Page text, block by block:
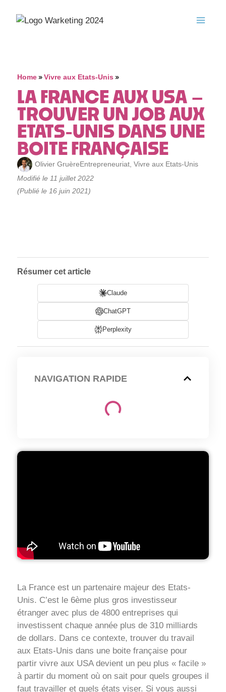
Home»Vivre aux Etats-Unis »
LA FRANCE AUX USA –
TROUVER UN JOB AUX
ETATS-UNIS DANS UNE
BOITE FRANÇAISE
Olivier GruèreEntrepreneuriat, Vivre aux Etats-Unis
Modifié le 11 juillet 2022
(Publié le 16 juin 2021)
Résumer cet article
Claude
ChatGPT
Perplexity
NAVIGATION RAPIDE
La France est un partenaire majeur des Etats-
Unis. C’est le 6ème plus gros investisseur
étranger avec plus de 4800 entreprises qui
investissent chaque année plus de 310 milliards
de dollars. Dans ce contexte, trouver du travail
aux Etats-Unis dans une boite française pour
partir vivre aux USA devient un peu plus « facile »
à partir du moment où on sait pour quels groupes il
faut travailler et quels états viser. Si vous aussi